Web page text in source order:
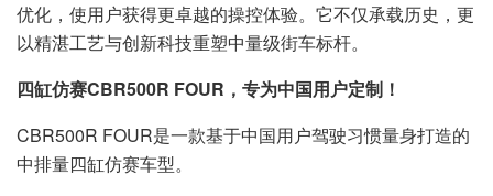
优化，使用户获得更卓越的操控体验。它不仅承载历史，更
以精湛工艺与创新科技重塑中量级街车标杆。
四缸仿赛CBR500R FOUR，专为中国用户定制！
CBR500R FOUR是一款基于中国用户驾驶习惯量身打造的
中排量四缸仿赛车型。